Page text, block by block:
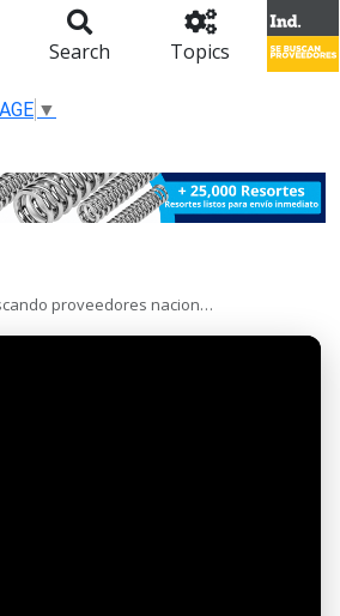
Search Topics
▼
proveedores nacion…